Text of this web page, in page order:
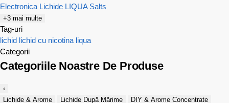
Electronica Lichide LIQUA Salts
+3 mai multe
Tag-uri
lichid lichid cu nicotina liqua
Categorii
Categoriile Noastre De Produse
‹
Lichide & Arome
Lichide După Mărime
DIY & Arome Concentrate